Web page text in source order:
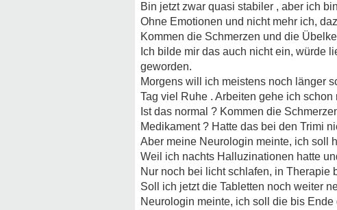
Bin jetzt zwar quasi stabiler , aber ich
Ohne Emotionen und nicht mehr ich,
Kommen die Schmerzen und die
Ich bilde mir das auch nicht ein, würde
geworden.
Morgens will ich meistens noch länger
Tag viel Ruhe . Arbeiten gehe ich schon
Ist das normal ? Kommen die
Medikament ? Hatte das bei den Trimi
Aber meine Neurologin meinte, ich soll
Weil ich nachts Halluzinationen hatte
Nur noch bei licht schlafen, in Therapie
Soll ich jetzt die Tabletten noch weiter
Neurologin meinte, ich soll die bis